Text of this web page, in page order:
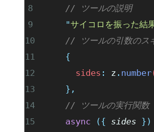
    // ツールの説明
    "
サイコロを振った結
// ツールの引数のス
    {
      sides
: z . number
    },
    // ツールの実行関数
    async
({ sides })